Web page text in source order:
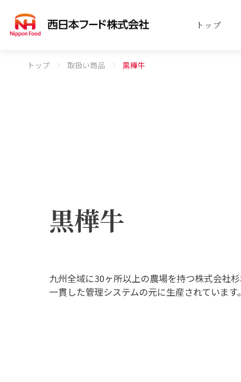
トップ
トップ 取扱い商品 黒樺牛
黒樺牛
九州全域に30ヶ所以上の農場を持つ株式会社
一貫した管理システムの元に生産されています。